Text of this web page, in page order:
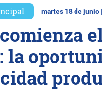
martes 18 de junio
la